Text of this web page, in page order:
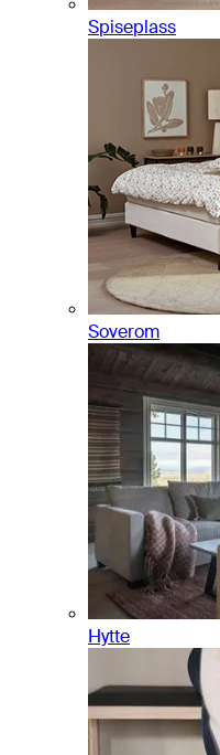
Spiseplass
Soverom
Hytte